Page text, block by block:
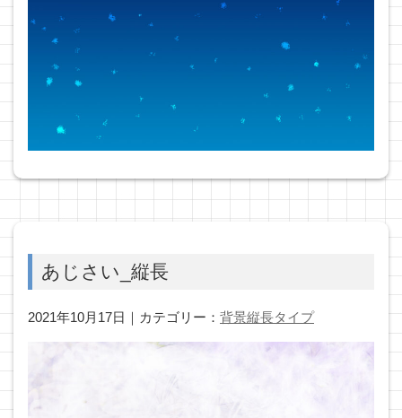
あじさい_縦長
2021年10月17日｜カテゴリー： 背景縦長タイプ